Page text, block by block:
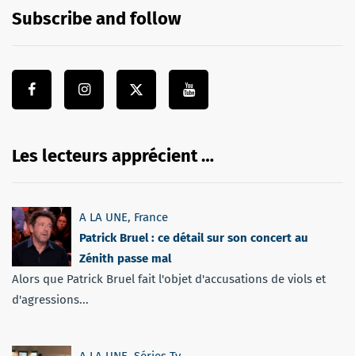
Subscribe and follow
Les lecteurs apprécient …
A LA UNE, France
Patrick Bruel : ce détail sur son concert au
Zénith passe mal
Alors que Patrick Bruel fait l'objet d'accusations de viols et
d'agressions...